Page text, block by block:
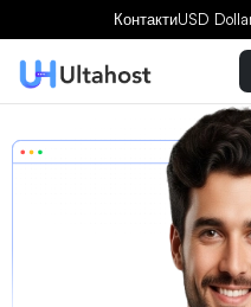
КонтактиUSD